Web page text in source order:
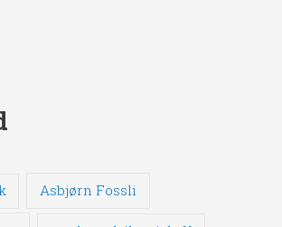
Asbjørn Fossli